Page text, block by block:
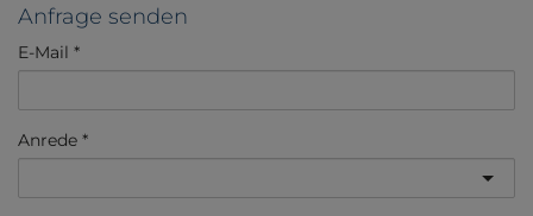
Anfrage senden
E-Mail
Anrede